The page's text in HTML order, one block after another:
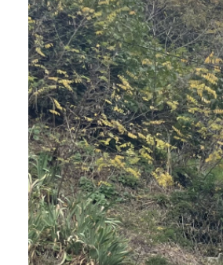
BIENS À
LA
LOCATION
ESTIMEZ
VOTRE
BIEN
NOTRE
ÉQUIPE